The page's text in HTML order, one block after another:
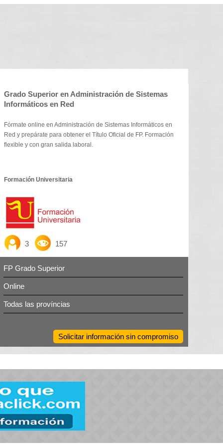
Grado Superior en Administración de Sistemas
Informáticos en Red
Fórmate online en Administración de Sistemas Informáticos en
Red y prepárate para obtener el Título Oficial de FP. Formación
flexible y con gran salida laboral.
Formación Universitaria
3 157
FP Grado Superior
Online
Todas las províncias
Solicitar información sin compromiso